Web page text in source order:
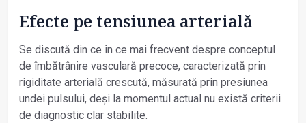
Efecte pe tensiunea arterială
Se discută din ce în ce mai frecvent despre conceptul
de îmbătrânire vasculară precoce, caracterizată prin
rigiditate arterială crescută, măsurată prin presiunea
undei pulsului, deși la momentul actual nu există criterii
de diag­nostic clar stabilite.